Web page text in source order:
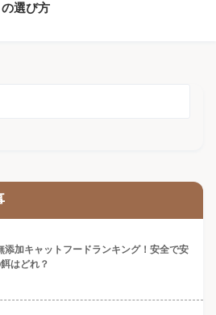
の選び方
添加キャットフードランキング！安全で安
はどれ？